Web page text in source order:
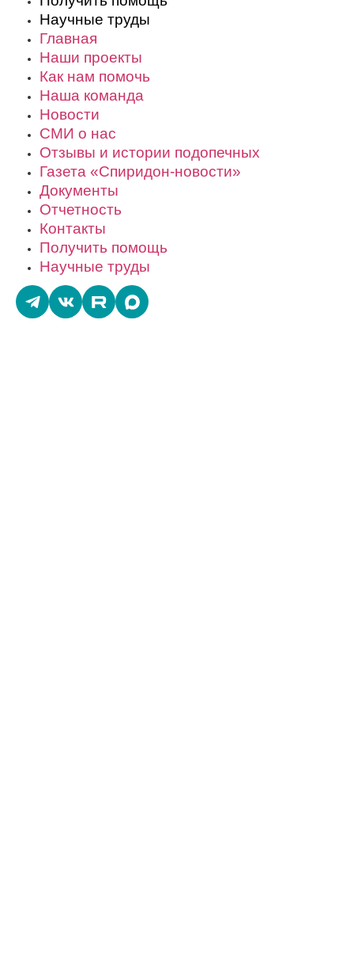
Научные труды
Главная
Наши проекты
Как нам помочь
Наша команда
Новости
СМИ о нас
Отзывы и истории подопечных
Газета «Спиридон-новости»
Документы
Отчетность
Контакты
Получить помощь
Научные труды